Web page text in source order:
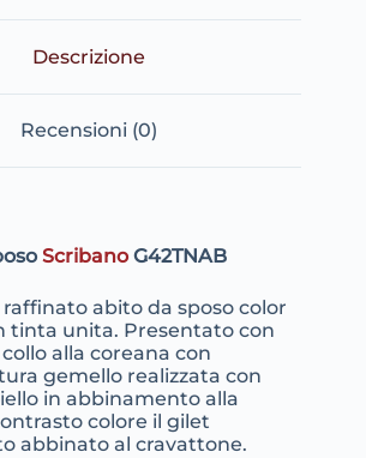
Descrizione
Recensioni (0)
ScribanoG42TNAB
abito da sposo color
tinta unita. Presentato con
alla coreana con
gemello realizzata con
in abbinamento alla
colore il gilet
abbinato al cravattone.